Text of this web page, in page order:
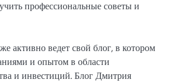
профессиональные советы и
активно ведет свой блог, в котором
и опытом в области
и инвестиций. Блог Дмитрия